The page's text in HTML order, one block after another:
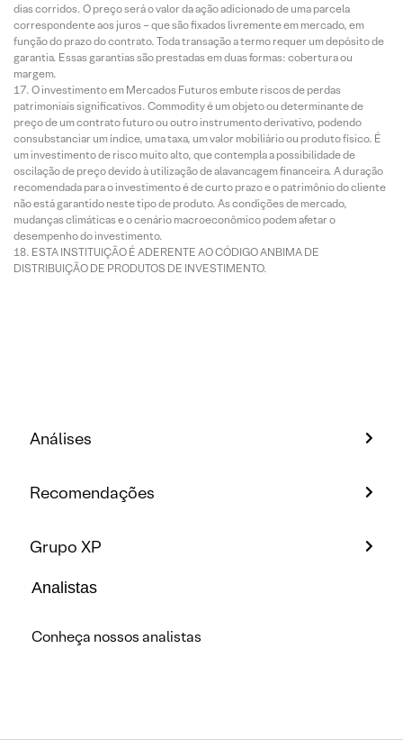
dias corridos. O preço será o valor da ação adicionado de uma parcela
correspondente aos juros – que são fixados livremente em mercado, em
função do prazo do contrato. Toda transação a termo requer um depósito de
garantia. Essas garantias são prestadas em duas formas: cobertura ou
margem.
O investimento em Mercados Futuros embute riscos de perdas
patrimoniais significativos. Commodity é um objeto ou determinante de
preço de um contrato futuro ou outro instrumento derivativo, podendo
consubstanciar um índice, uma taxa, um valor mobiliário ou produto físico. É
um investimento de risco muito alto, que contempla a possibilidade de
oscilação de preço devido à utilização de alavancagem financeira. A duração
recomendada para o investimento é de curto prazo e o patrimônio do cliente
não está garantido neste tipo de produto. As condições de mercado,
mudanças climáticas e o cenário macroeconômico podem afetar o
desempenho do investimento.
ESTA INSTITUIÇÃO É ADERENTE AO CÓDIGO ANBIMA DE
DISTRIBUIÇÃO DE PRODUTOS DE INVESTIMENTO.
Análises
Recomendações
Grupo XP
Analistas
Conheça nossos analistas